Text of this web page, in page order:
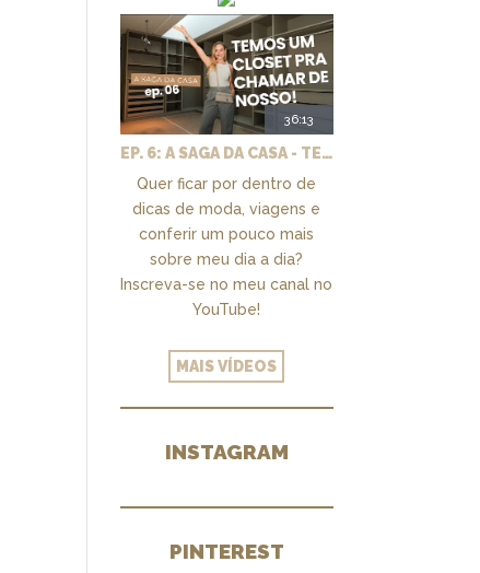
36:13
EP. 6: A SAGA DA CASA - TEMOS UM CLOSET PRA CHAMAR DE NOSSO + MARCENARIA E PAISAGISMO
Quer ficar por dentro de
dicas de moda, viagens e
conferir um pouco mais
sobre meu dia a dia?
Inscreva-se no meu canal no
YouTube!
MAIS VÍDEOS
INSTAGRAM
PINTEREST